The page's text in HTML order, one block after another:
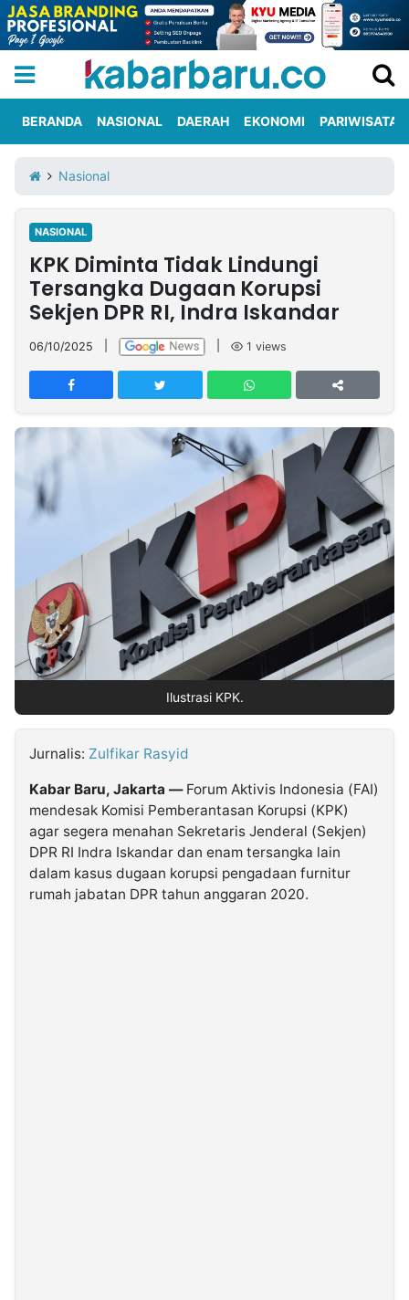
Iklan
Berita
Kami
Nasional
International
Olahraga
Entertainment
Daerah
Pariwisata
Kuliner
Kolom
Network
PT
TREETAN
INDONESIA
Partner
Dinamikapost.com
Follow
Kabarbaru
Kabarbaru.co
2026
BERANDA NASIONAL DAERAH EKONOMI PARIWISATA
Nasional
NASIONAL
KPK Diminta Tidak Lindungi
Tersangka Dugaan Korupsi
Sekjen DPR RI, Indra Iskandar
06/10/2025 1 views
Ilustrasi KPK.
Jurnalis: Zulfikar Rasyid
Kabar Baru, Jakarta —Forum Aktivis Indonesia (FAI)
mendesak Komisi Pemberantasan Korupsi (KPK)
agar segera menahan Sekretaris Jenderal (Sekjen)
DPR RI Indra Iskandar dan enam tersangka lain
dalam kasus dugaan korupsi pengadaan furnitur
rumah jabatan DPR tahun anggaran 2020.